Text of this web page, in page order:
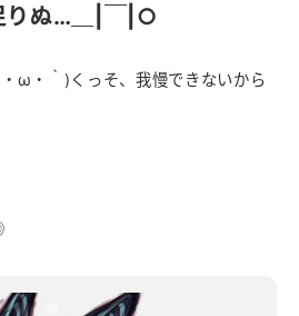
りぬ…＿|￣|○
ω・｀)くっそ、我慢できないから